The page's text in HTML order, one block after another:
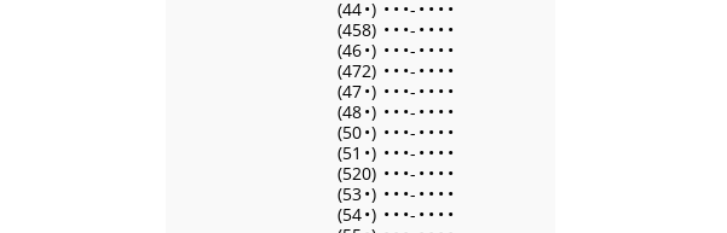
(44•) • • •- • • • •
(458) • • •- • • • •
(46•) • • •- • • • •
(472) • • •- • • • •
(47•) • • •- • • • •
(48•) • • •- • • • •
(50•) • • •- • • • •
(51 •) • • •- • • • •
(520) • • •- • • • •
(53•) • • •- • • • •
(54•) • • •- • • • •